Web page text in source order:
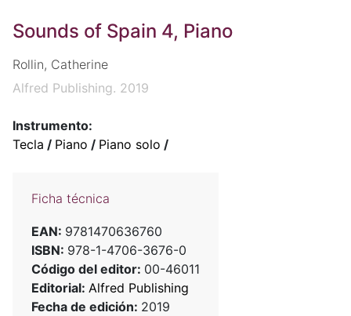
Sounds of Spain 4, Piano
Rollin, Catherine
Alfred Publishing. 2019
Instrumento:
Tecla / Piano / Piano solo /
Ficha técnica
EAN: 9781470636760
ISBN: 978-1-4706-3676-0
Código del editor: 00-46011
Editorial: Alfred Publishing
Fecha de edición: 2019